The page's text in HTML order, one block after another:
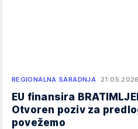
REGIONALNA SARADNJA
EU finansira
Otvoren poziv za
povežemo